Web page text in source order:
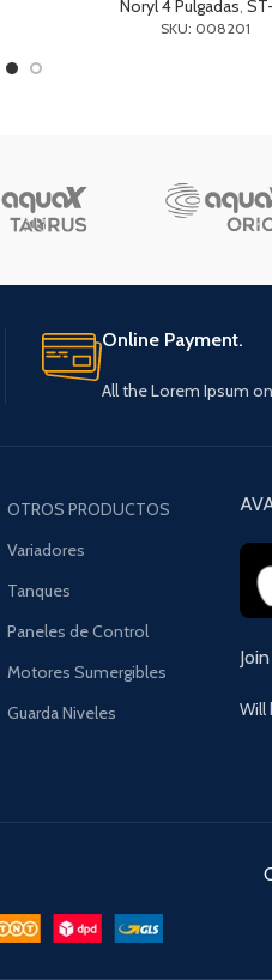
Noryl 4 Pulgadas,
SKU: 008201
Online Payment.
All the Lorem Ipsum
OTROS PRODUCTOS
Variadores
Tanques
Paneles de Control
Motores Sumergibles
Guarda Niveles
Will